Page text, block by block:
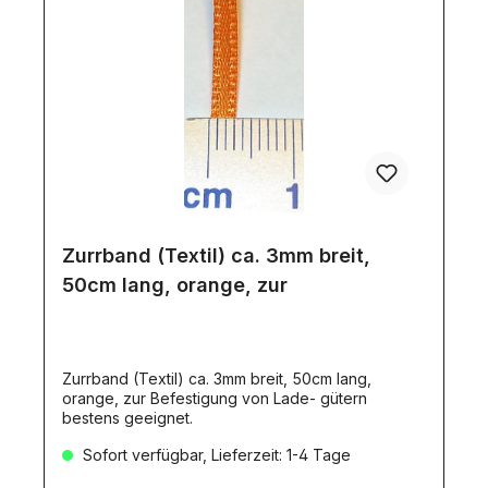
Zurrband (Textil) ca. 3mm breit,
50cm lang, orange, zur
Zurrband (Textil) ca. 3mm breit, 50cm lang,
orange, zur Befestigung von Lade- gütern
bestens geeignet.
Sofort verfügbar, Lieferzeit: 1-4 Tage